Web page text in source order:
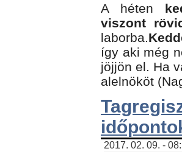
A héten
viszont
laborba.
így aki még
jöjjön el. Ha
alelnököt
2017. 02. 09. -